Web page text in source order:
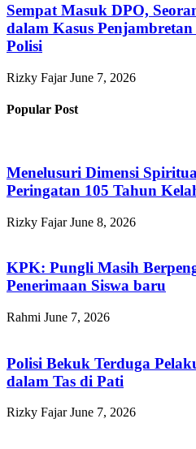
Sempat Masuk DPO,
dalam Kasus
Polisi
Rizky FajarJune 7, 2026
Popular Post
Menelusuri Dimensi
Peringatan 105 Tahun
Rizky FajarJune 8, 2026
KPK: Pungli Masih
Penerimaan Siswa baru
Rahmi June 7, 2026
Polisi Bekuk Terduga
dalam Tas di Pati
Rizky FajarJune 7, 2026